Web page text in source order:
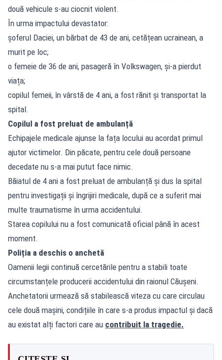
două vehicule s-au ciocnit violent.
În urma impactului devastator:
șoferul Daciei, un bărbat de 43 de ani, cetățean ucrainean, a
murit pe loc;
o femeie de 36 de ani, pasageră în Volkswagen, și-a pierdut
viața;
copilul femeii, în vârstă de 4 ani, a fost rănit și transportat la
spital.
Copilul a fost preluat de ambulanță
Echipajele medicale ajunse la fața locului au acordat primul
ajutor victimelor. Din păcate, pentru cele două persoane
decedate nu s-a mai putut face nimic.
Băiatul de 4 ani a fost preluat de ambulanță și dus la spital
pentru investigații și îngrijiri medicale, după ce a suferit mai
multe traumatisme în urma accidentului.
Starea copilului nu a fost comunicată oficial până în acest
moment.
Poliția a deschis o anchetă
Oamenii legii continuă cercetările pentru a stabili toate
circumstanțele producerii accidentului din raionul Căușeni.
Anchetatorii urmează să stabilească viteza cu care circulau
cele două mașini, condițiile în care s-a produs impactul și dacă
au existat alți factori care au contribuit la tragedie.